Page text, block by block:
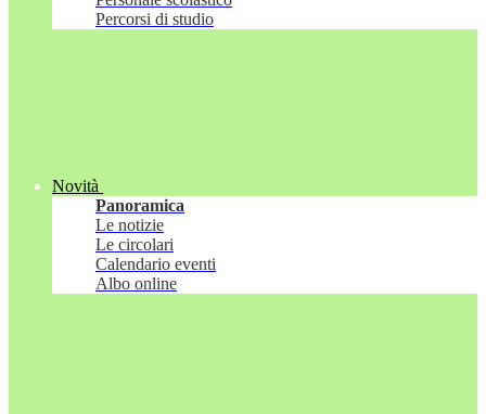
Percorsi di studio
Novità
Panoramica
Le notizie
Le circolari
Calendario eventi
Albo online